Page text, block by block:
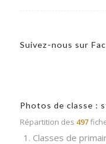
Suivez-nous sur
Photos de classe :
Répartition des 497
1. Classes de